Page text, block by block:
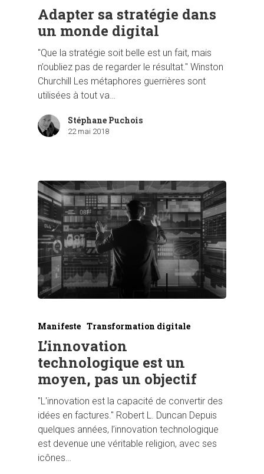
Adapter sa stratégie dans
un monde digital
"Que la stratégie soit belle est un fait, mais
n’oubliez pas de regarder le résultat." Winston
Churchill Les métaphores guerrières sont
utilisées à tout va…
Stéphane Puchois
22 mai 2018
Manifeste Transformation digitale
L’innovation
technologique est un
moyen, pas un objectif
"L'innovation est la capacité de convertir des
idées en factures." Robert L. Duncan Depuis
quelques années, l’innovation technologique
est devenue une véritable religion, avec ses
icônes…